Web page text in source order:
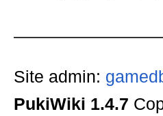
Site admin:
PukiWiki 1.4.7